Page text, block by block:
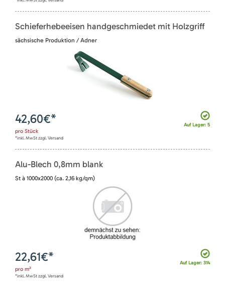
Schieferhebeeisen handgeschmiedet mit Holzgriff
sächsische Produktion / Adner
Auf Lager: 5
42,60€*
pro Stück
*inkl. MwSt zzgl. Versand
Alu-Blech 0,8mm blank
St à 1000x2000 (ca. 2,16 kg/qm)
Auf Lager: 314
22,61€*
pro m²
*inkl. MwSt zzgl. Versand